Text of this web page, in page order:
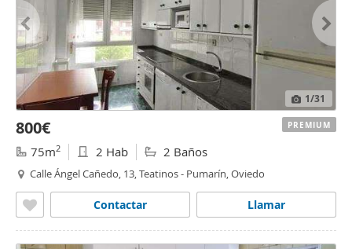
1/31
800€
75m2 2 Hab 2 Baños
Calle Ángel Cañedo, 13, Teatinos - Pumarín, Oviedo
Llamar
Contactar
PREMIUM